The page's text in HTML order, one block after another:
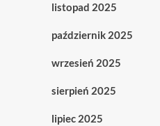
listopad 2025
październik 2025
wrzesień 2025
sierpień 2025
lipiec 2025